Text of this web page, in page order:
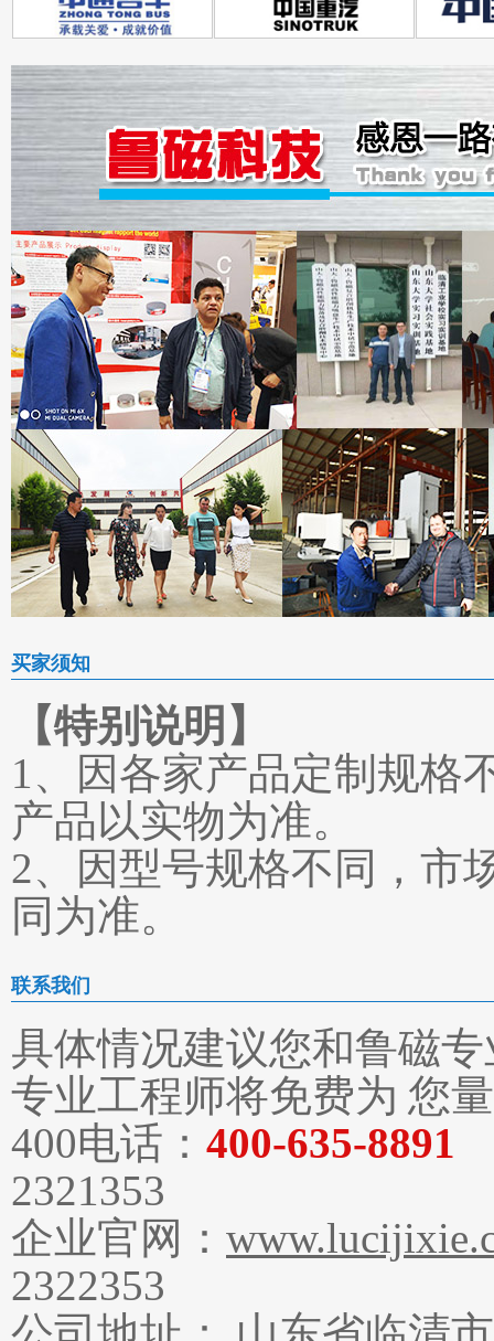
买家须知
【特别说明】
1、因各家产品定制规格
产品以实物为准。
2、因型号规格不同，市
同为准。
联系我们
具体情况建议您和鲁磁
专业工程师将免费为 您
400电话： 400-635-8891
2321353
企业官网：
2322353